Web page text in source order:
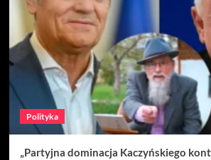
Polityka
„Partyjna dominacja Kaczyńskiego